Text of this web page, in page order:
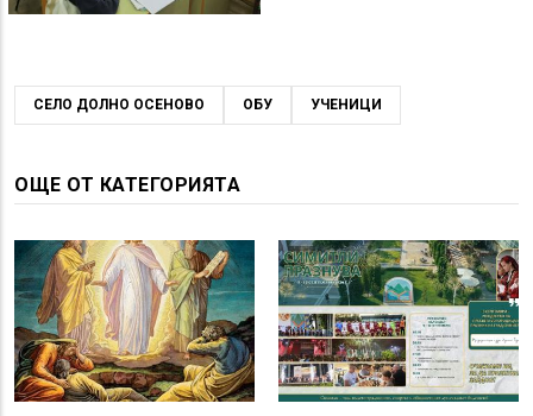
СЕЛО ДОЛНО ОСЕНОВО ОБУ УЧЕНИЦИ
ОЩЕ ОТ КАТЕГОРИЯТА